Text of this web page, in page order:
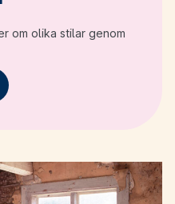
om olika stilar genom